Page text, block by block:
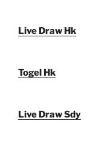
Live Draw Hk
Togel Hk
Live Draw Sdy